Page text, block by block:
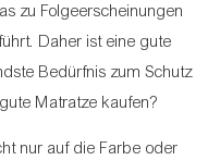
zu Folgeerscheinungen
Daher ist eine gute
Bedürfnis zum Schutz
Matratze kaufen?
nur auf die Farbe oder